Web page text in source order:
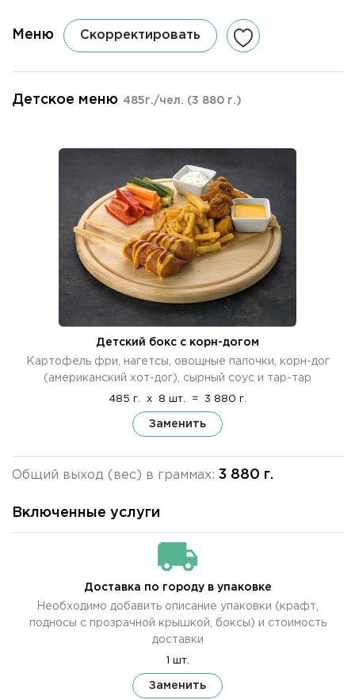
Меню Скорректировать
Детское меню 485г./чел. (3 880 г.)
Детский бокс с корн-догом
Картофель фри, нагетсы, овощные палочки, корн-дог
(американский хот-дог), сырный соус и тар-тар
485 г. x 8 шт. = 3 880 г.
Заменить
Общий выход (вес) в граммах: 3 880 г.
Включенные услуги
Доставка по городу в упаковке
Необходимо добавить описание упаковки (крафт,
подносы с прозрачной крышкой, боксы) и стоимость
доставки
1 шт.
Заменить